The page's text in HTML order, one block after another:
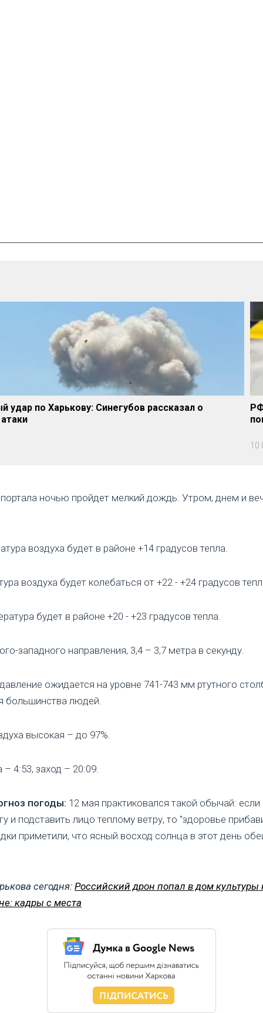
удар по Харькову: Синегубов рассказал о
ночью пройдет мелкий дождь. Утром, днем и
воздуха будет в районе +14 градусов тепла.
воздуха будет колебаться от +22 - +24 градусов
будет в районе +20 - +23 градусов тепла.
западного направления, 3,4 – 3,7 метра в секунду.
ожидается на уровне 741-743 мм ртутного
большинства людей.
высокая – до 97%.
4:53, заход – 20:09.
погоды: 12 мая практиковался такой обычай:
и подставить лицо теплому ветру, то "здоровье
приметили, что ясный восход солнца в этот день
сегодня: Российский дрон попал в дом культуры
кадры с места